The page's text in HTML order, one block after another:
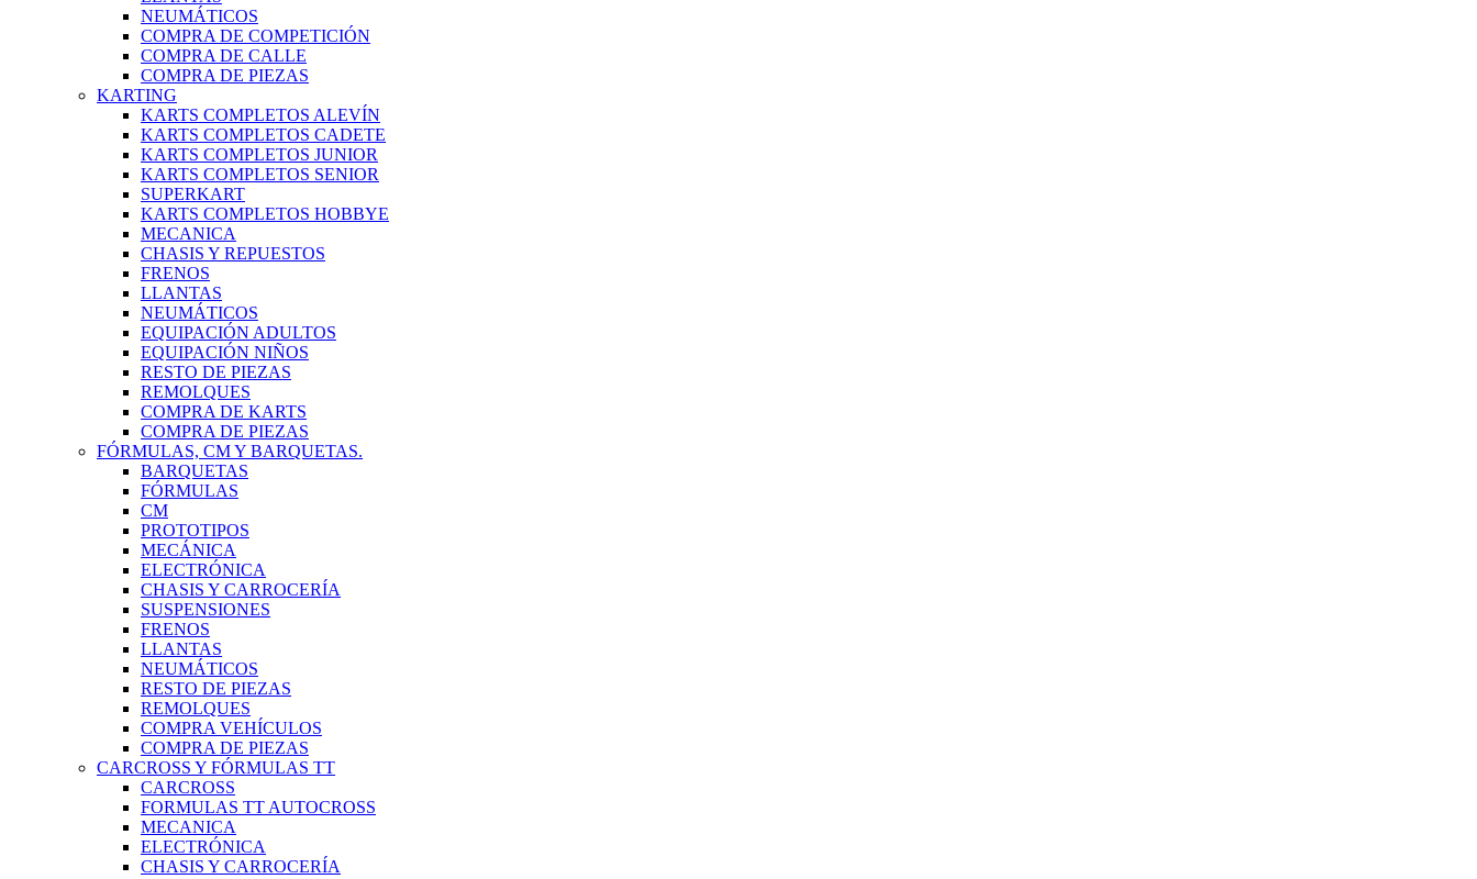
NEUMÁTICOS
COMPRA DE COMPETICIÓN
COMPRA DE CALLE
COMPRA DE PIEZAS
KARTING
KARTS COMPLETOS ALEVÍN
KARTS COMPLETOS CADETE
KARTS COMPLETOS JUNIOR
KARTS COMPLETOS SENIOR
SUPERKART
KARTS COMPLETOS HOBBYE
MECANICA
CHASIS Y REPUESTOS
FRENOS
LLANTAS
NEUMÁTICOS
EQUIPACIÓN ADULTOS
EQUIPACIÓN NIÑOS
RESTO DE PIEZAS
REMOLQUES
COMPRA DE KARTS
COMPRA DE PIEZAS
FÓRMULAS, CM Y BARQUETAS.
BARQUETAS
FÓRMULAS
CM
PROTOTIPOS
MECÁNICA
ELECTRÓNICA
CHASIS Y CARROCERÍA
SUSPENSIONES
FRENOS
LLANTAS
NEUMÁTICOS
RESTO DE PIEZAS
REMOLQUES
COMPRA VEHÍCULOS
COMPRA DE PIEZAS
CARCROSS Y FÓRMULAS TT
CARCROSS
FORMULAS TT AUTOCROSS
MECANICA
ELECTRÓNICA
CHASIS Y CARROCERÍA